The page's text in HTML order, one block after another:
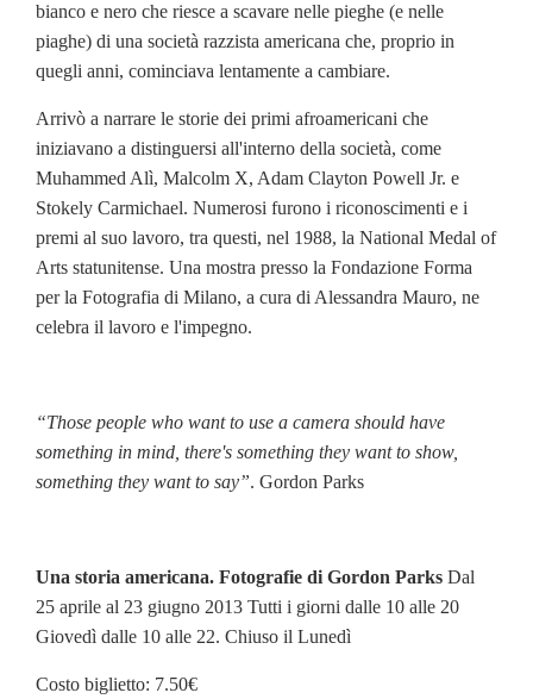
bianco e nero che riesce a scavare nelle pieghe (e nelle
piaghe) di una società razzista americana che, proprio in
quegli anni, cominciava lentamente a cambiare.
Arrivò a narrare le storie dei primi afroamericani che
iniziavano a distinguersi all'interno della società, come
Muhammed Alì, Malcolm X, Adam Clayton Powell Jr. e
Stokely Carmichael. Numerosi furono i riconoscimenti e i
premi al suo lavoro, tra questi, nel 1988, la National Medal of
Arts statunitense. Una mostra presso la Fondazione Forma
per la Fotografia di Milano, a cura di Alessandra Mauro, ne
celebra il lavoro e l'impegno.
“Those people who want to use a camera should have
something in mind, there's something they want to show,
something they want to say”. Gordon Parks
Una storia americana. Fotografie di Gordon Parks Dal
25 aprile al 23 giugno 2013 Tutti i giorni dalle 10 alle 20
Giovedì dalle 10 alle 22. Chiuso il Lunedì
Costo biglietto: 7.50€